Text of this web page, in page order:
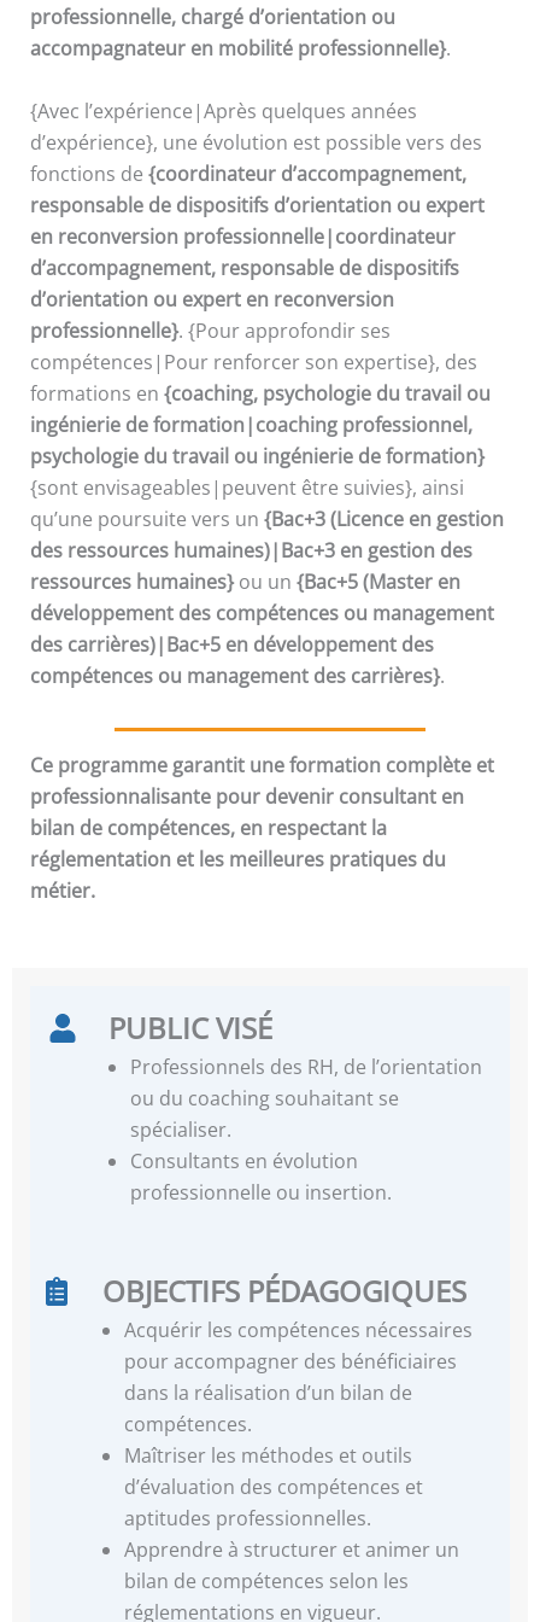
professionnelle, chargé d’orientation ou
accompagnateur en mobilité professionnelle}.
{Avec l’expérience|Après quelques années
d’expérience}, une évolution est possible vers des
fonctions de {coordinateur d’accompagnement,
responsable de dispositifs d’orientation ou expert
en reconversion professionnelle|coordinateur
d’accompagnement, responsable de dispositifs
d’orientation ou expert en reconversion
professionnelle}. {Pour approfondir ses
compétences|Pour renforcer son expertise}, des
formations en {coaching, psychologie du travail ou
ingénierie de formation|coaching professionnel,
psychologie du travail ou ingénierie de formation}
{sont envisageables|peuvent être suivies}, ainsi
qu’une poursuite vers un {Bac+3 (Licence en gestion
des ressources humaines)|Bac+3 en gestion des
ressources humaines}ou un {Bac+5 (Master en
développement des compétences ou management
des carrières)|Bac+5 en développement des
compétences ou management des carrières}.
Ce programme garantit une formation complète et
professionnalisante pour devenir consultant en
bilan de compétences, en respectant la
réglementation et les meilleures pratiques du
métier.
PUBLIC VISÉ
Professionnels des RH, de l’orientation
ou du coaching souhaitant se
spécialiser.
Consultants en évolution
professionnelle ou insertion.
OBJECTIFS PÉDAGOGIQUES
Acquérir les compétences nécessaires
pour accompagner des bénéficiaires
dans la réalisation d’un bilan de
compétences.
Maîtriser les méthodes et outils
d’évaluation des compétences et
aptitudes professionnelles.
Apprendre à structurer et animer un
bilan de compétences selon les
réglementations en vigueur.